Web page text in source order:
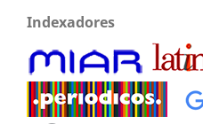
Indexadores